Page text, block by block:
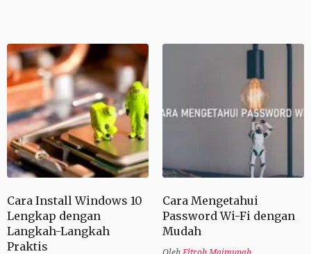
Cara Install Windows 10
Lengkap dengan
Langkah-Langkah
Praktis
Cara Mengetahui
Password Wi-Fi dengan
Mudah